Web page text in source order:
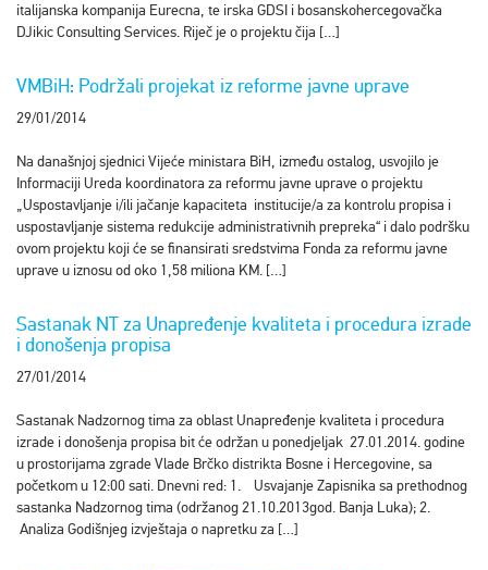
italijanska kompanija Eurecna, te irska GDSI i bosanskohercegovačka
DJikic Consulting Services. Riječ je o projektu čija […]
VMBiH: Podržali projekat iz reforme javne uprave
29/01/2014
Na današnjoj sjednici Vijeće ministara BiH, između ostalog, usvojilo je
Informaciji Ureda koordinatora za reformu javne uprave o projektu
„Uspostavljanje i/ili jačanje kapaciteta institucije/a za kontrolu propisa i
uspostavljanje sistema redukcije administrativnih prepreka“ i dalo podršku
ovom projektu koji će se finansirati sredstvima Fonda za reformu javne
uprave u iznosu od oko 1,58 miliona KM. […]
Sastanak NT za Unapređenje kvaliteta i procedura izrade
i donošenja propisa
27/01/2014
Sastanak Nadzornog tima za oblast Unapređenje kvaliteta i procedura
izrade i donošenja propisa bit će održan u ponedjeljak 27.01.2014. godine
u prostorijama zgrade Vlade Brčko distrikta Bosne i Hercegovine, sa
početkom u 12:00 sati. Dnevni red: 1. Usvajanje Zapisnika sa prethodnog
sastanka Nadzornog tima (održanog 21.10.2013god. Banja Luka); 2.
Analiza Godišnjeg izvještaja o napretku za […]